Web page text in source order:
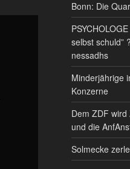
Bonn: Die
selbst schuld”
nessadhs
Minderjährige
Konzerne
Dem ZDF
und die
Solmecke